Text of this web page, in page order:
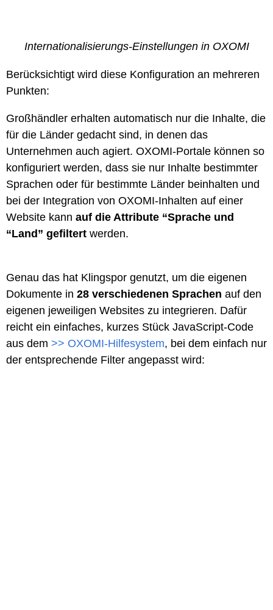
Internationalisierungs-Einstellungen in OXOMI
Berücksichtigt wird diese Konfiguration an mehreren
Punkten:
Großhändler erhalten automatisch nur die Inhalte, die
für die Länder gedacht sind, in denen das
Unternehmen auch agiert. OXOMI-Portale können so
konfiguriert werden, dass sie nur Inhalte bestimmter
Sprachen oder für bestimmte Länder beinhalten und
bei der Integration von OXOMI-Inhalten auf einer
Website kann auf die Attribute “Sprache und
“Land” gefiltert werden.
Genau das hat Klingspor genutzt, um die eigenen
Dokumente in 28 verschiedenen Sprachen auf den
eigenen jeweiligen Websites zu integrieren. Dafür
reicht ein einfaches, kurzes Stück JavaScript-Code
aus dem >> OXOMI-Hilfesystem, bei dem einfach nur
der entsprechende Filter angepasst wird: